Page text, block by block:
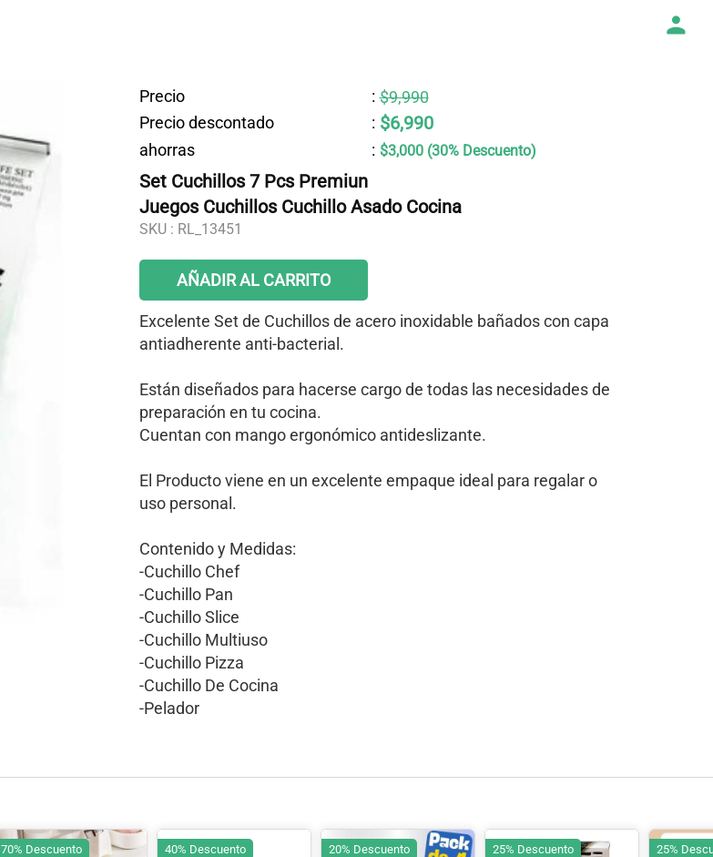
Precio : $9,990
Precio descontado
: $6,990
ahorras : $3,000 (30% Descuento)
Set Cuchillos 7 Pcs Premiun
Juegos Cuchillos Cuchillo Asado Cocina
SKU : RL_13451
AÑADIR AL CARRITO
Excelente Set de Cuchillos de acero inoxidable bañados con capa
antiadherente anti-bacterial.
Están diseñados para hacerse cargo de todas las necesidades de
preparación en tu cocina.
Cuentan con mango ergonómico antideslizante.
El Producto viene en un excelente empaque ideal para regalar o
uso personal.
Contenido y Medidas:
-Cuchillo Chef
-Cuchillo Pan
-Cuchillo Slice
-Cuchillo Multiuso
-Cuchillo Pizza
-Cuchillo De Cocina
-Pelador
70% Descuento 40% Descuento 20% Descuento 25% Descuento 25%